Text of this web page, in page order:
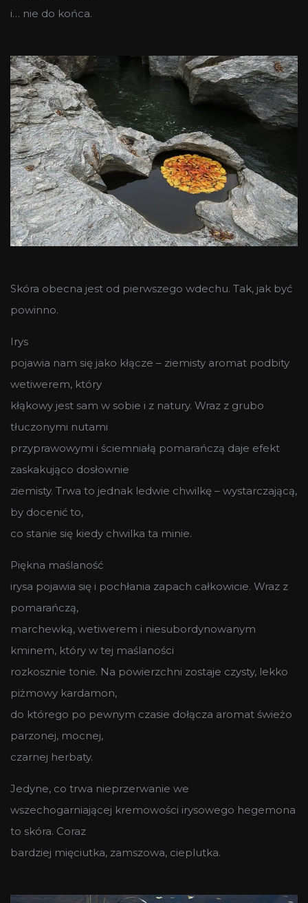
i… nie do końca.
Skóra obecna jest od pierwszego wdechu. Tak, jak być
powinno.
Irys
pojawia nam się jako kłącze – ziemisty aromat podbity
wetiwerem, który
kłąkowy jest sam w sobie i z natury. Wraz z grubo
tłuczonymi nutami
przyprawowymi i ściemniałą pomarańczą daje efekt
zaskakująco dosłownie
ziemisty. Trwa to jednak ledwie chwilkę – wystarczającą,
by docenić to,
co stanie się kiedy chwilka ta minie.
Piękna maślaność
irysa pojawia się i pochłania zapach całkowicie. Wraz z
pomarańczą,
marchewką, wetiwerem i niesubordynowanym
kminem, który w tej maślaności
rozkosznie tonie. Na powierzchni zostaje czysty, lekko
piżmowy kardamon,
do którego po pewnym czasie dołącza aromat świeżo
parzonej, mocnej,
czarnej herbaty.
Jedyne, co trwa nieprzerwanie we
wszechogarniającej kremowości irysowego hegemona
to skóra. Coraz
bardziej mięciutka, zamszowa, cieplutka.